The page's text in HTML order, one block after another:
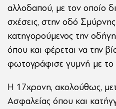
αλλοδαπού, με τον οποίο
σχέσεις, στην οδό
κατηγορούμενος την
όπου και φέρεται να την
φωτογράφισε γυμνή με το
Η 17χρονη, ακολούθως,
Ασφαλείας όπου και